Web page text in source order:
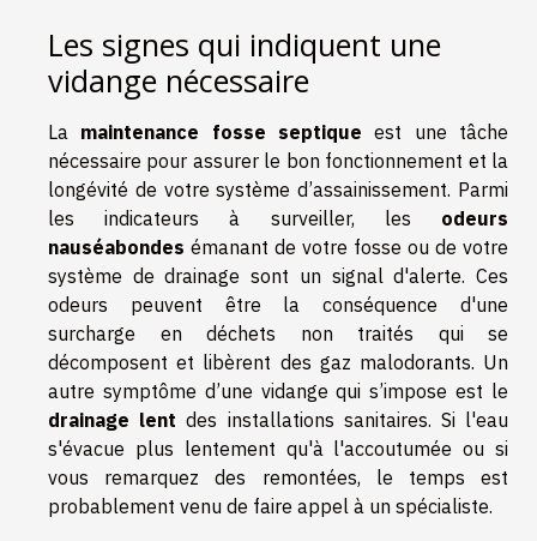
Les signes qui indiquent une
vidange nécessaire
La maintenance fosse septique est une tâche
nécessaire pour assurer le bon fonctionnement et la
longévité de votre système d’assainissement. Parmi
les indicateurs à surveiller, les odeurs
nauséabondes émanant de votre fosse ou de votre
système de drainage sont un signal d'alerte. Ces
odeurs peuvent être la conséquence d'une
surcharge en déchets non traités qui se
décomposent et libèrent des gaz malodorants. Un
autre symptôme d’une vidange qui s’impose est le
drainage lent des installations sanitaires. Si l'eau
s'évacue plus lentement qu'à l'accoutumée ou si
vous remarquez des remontées, le temps est
probablement venu de faire appel à un spécialiste.